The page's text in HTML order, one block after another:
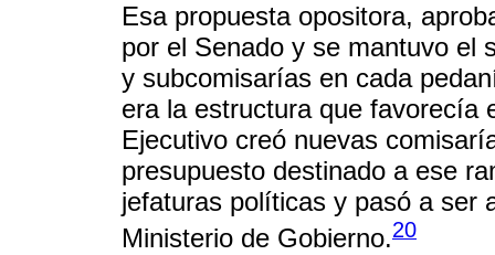
Esa propuesta opositora,
por el Senado y se mantuvo el
y subcomisarías en cada
era la estructura que favorecía
Ejecutivo creó nuevas
presupuesto destinado a ese
jefaturas políticas y pasó a ser
Ministerio de Gobierno.20